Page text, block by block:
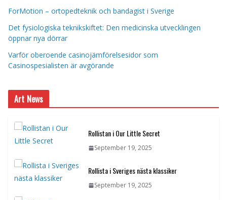
ForMotion – ortopedteknik och bandagist i Sverige
Det fysiologiska teknikskiftet: Den medicinska utvecklingen
öppnar nya dörrar
Varför oberoende casinojämförelsesidor som
Casinospesialisten är avgörande
Art News
Rollistan i Our Little Secret
September 19, 2025
Rollista i Sveriges nästa klassiker
September 19, 2025